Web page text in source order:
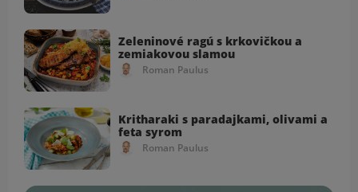
Zeleninové ragú s krkovičkou a
zemiakovou slamou
Roman Paulus
Kritharaki s paradajkami, olivami a
feta syrom
Roman Paulus